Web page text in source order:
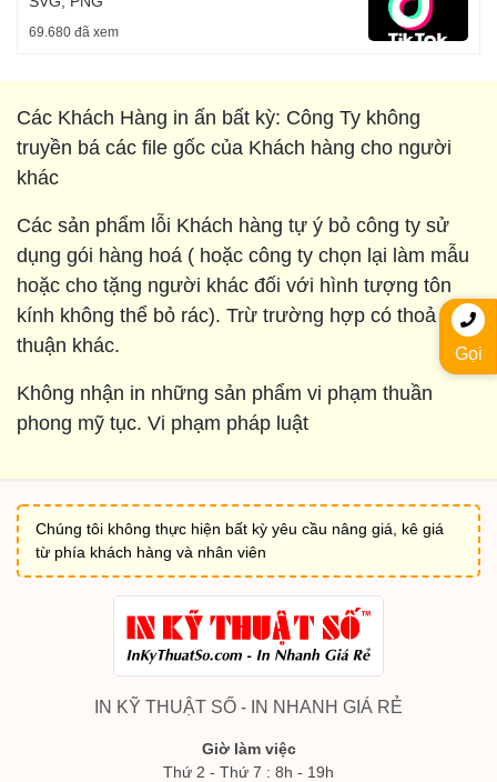
69.680 đã xem
Gọi
Các Khách Hàng in ấn bất kỳ: Công Ty không
truyền bá các file gốc của Khách hàng cho người
khác
Các sản phẩm lỗi Khách hàng tự ý bỏ công ty sử
dụng gói hàng hoá ( hoặc công ty chọn lại làm mẫu
hoặc cho tặng người khác đối với hình tượng tôn
kính không thể bỏ rác). Trừ trường hợp có thoả
thuận khác.
Không nhận in những sản phẩm vi phạm thuần
phong mỹ tục. Vi phạm pháp luật
Chúng tôi không thực hiện bất kỳ yêu cầu nâng giá, kê giá
từ phía khách hàng và nhân viên
IN KỸ THUẬT SỐ - IN NHANH GIÁ RẺ
Giờ làm việc
Thứ 2 - Thứ 7 : 8h - 19h